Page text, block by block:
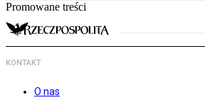
Promowane treści
KONTAKT
O nas